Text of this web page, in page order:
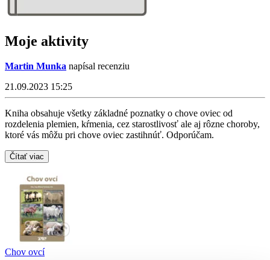
Moje aktivity
Martin Munka napísal recenziu
21.09.2023 15:25
Kniha obsahuje všetky základné poznatky o chove oviec od
rozdelenia plemien, kŕmenia, cez starostlivosť ale aj rôzne choroby,
ktoré vás môžu pri chove oviec zastihnúť. Odporúčam.
Čítať viac
Chov ovcí